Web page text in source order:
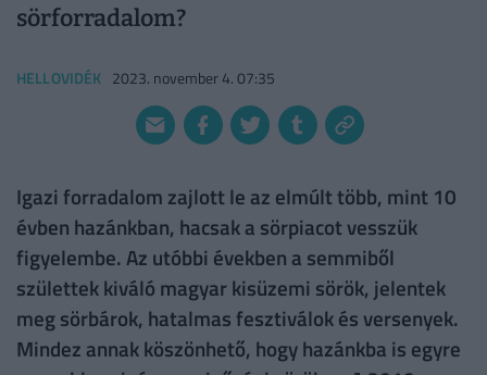
sörforradalom?
HELLOVIDÉK 2023. november 4. 07:35
Igazi forradalom zajlott le az elmúlt több, mint 10
évben hazánkban, hacsak a sörpiacot vesszük
figyelembe. Az utóbbi években a semmiből
születtek kiváló magyar kisüzemi sörök, jelentek
meg sörbárok, hatalmas fesztiválok és versenyek.
Mindez annak köszönhető, hogy hazánkba is egyre